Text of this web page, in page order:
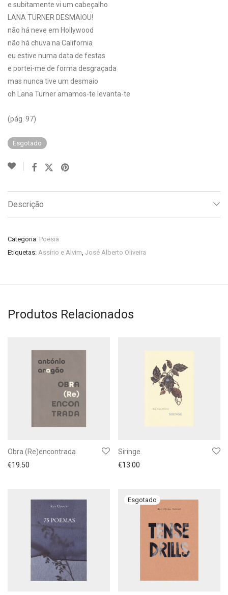
e subitamente vi um cabeçalho
LANA TURNER DESMAIOU!
não há neve em Hollywood
não há chuva na California
eu estive numa data de festas
e portei-me de forma desgraçada
mas nunca tive um desmaio
oh Lana Turner amamos-te levanta-te
(pág. 97)
Esgotado
Descrição
Categoria: Poesia
Etiquetas: Assírio e Alvim, José Alberto Oliveira
Produtos Relacionados
Obra (Re)encontrada
€19.50
Siringe
€13.00